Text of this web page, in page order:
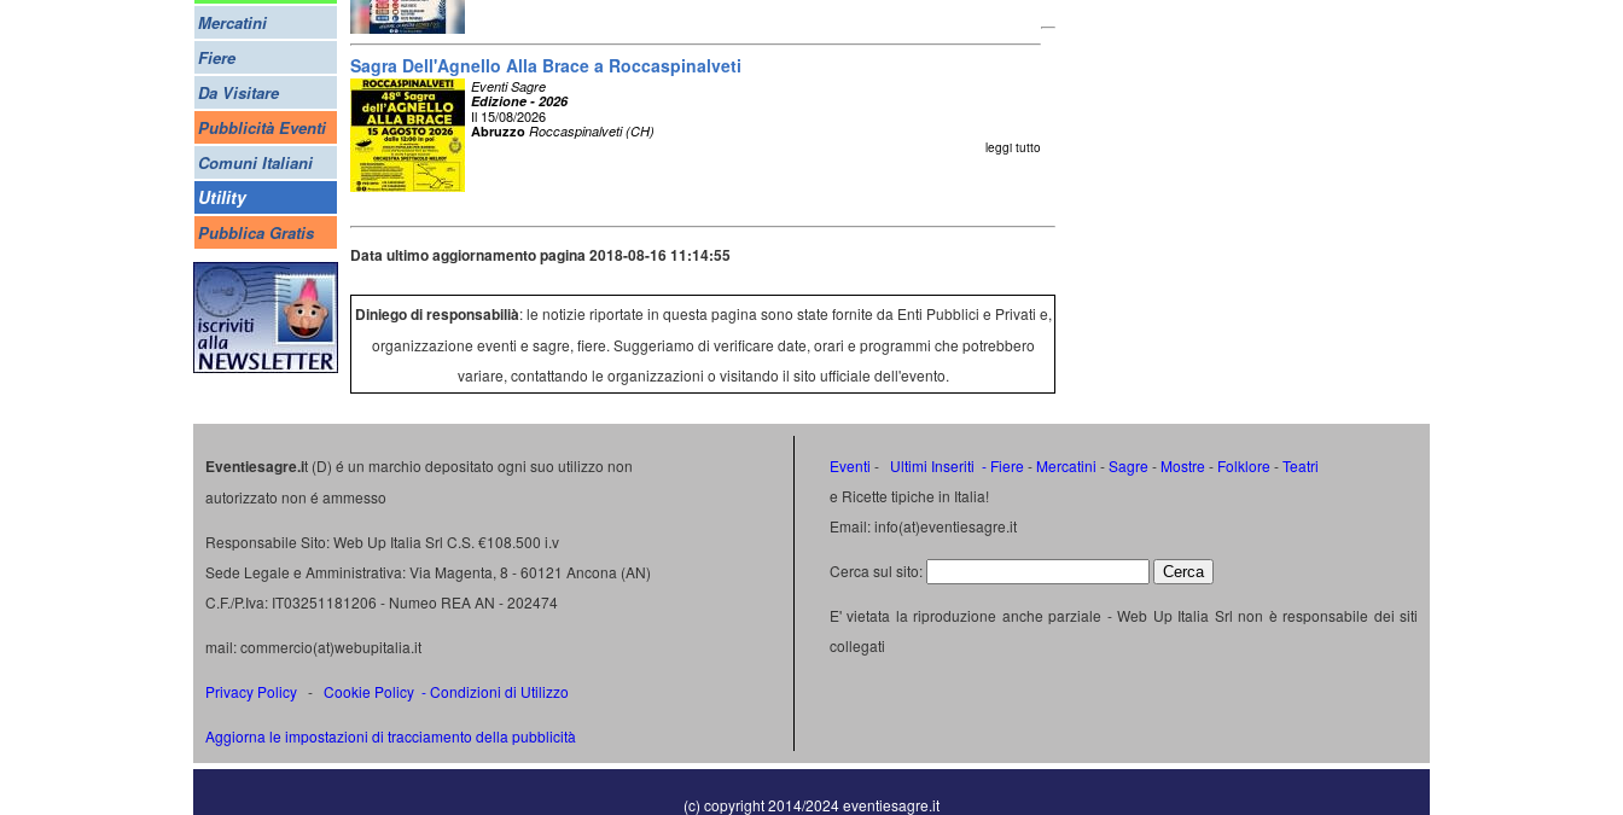
Mercatini
Fiere
Da Visitare
Pubblicità Eventi
Comuni Italiani
Utility
Pubblica Gratis
Sagra Dell'Agnello Alla Brace a Roccaspinalveti
Eventi Sagre
Edizione - 2026
Il 15/08/2026
Abruzzo Roccaspinalveti (CH)
leggi tutto
Data ultimo aggiornamento pagina 2018-08-16 11:14:55
Diniego di responsabilià: le notizie riportate in questa pagina sono state fornite da Enti Pubblici e Privati e,
organizzazione eventi e sagre, fiere. Suggeriamo di verificare date, orari e programmi che potrebbero
variare, contattando le organizzazioni o visitando il sito ufficiale dell'evento.
Eventiesagre.it (D) é un marchio depositato ogni suo utilizzo non
autorizzato non é ammesso
Responsabile Sito: Web Up Italia Srl C.S. €108.500 i.v
Sede Legale e Amministrativa: Via Magenta, 8 - 60121 Ancona (AN)
C.F./P.Iva: IT03251181206 - Numeo REA AN - 202474
mail: commercio(at)webupitalia.it
Privacy Policy - Cookie Policy -Condizioni di Utilizzo
Aggiorna le impostazioni di tracciamento della pubblicità
Eventi - Ultimi Inseriti - Fiere - Mercatini -Sagre - Mostre - Folklore -Teatri
e Ricette tipiche in Italia!
Email: info(at)eventiesagre.it
Cerca sul sito:
E' vietata la riproduzione anche parziale - Web Up Italia Srl non è responsabile dei siti
collegati
(c) copyright 2014/2024 eventiesagre.it